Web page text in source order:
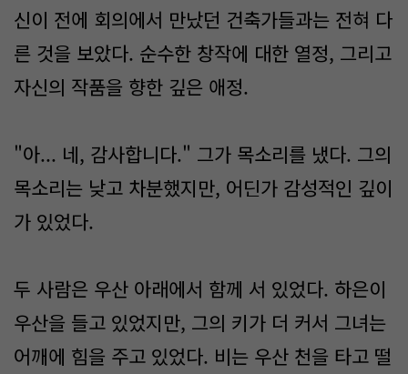
신이 전에 회의에서 만났던 건축가들과는 전혀 다
른 것을 보았다. 순수한 창작에 대한 열정, 그리고
자신의 작품을 향한 깊은 애정.
"아... 네, 감사합니다." 그가 목소리를 냈다. 그의
목소리는 낮고 차분했지만, 어딘가 감성적인 깊이
가 있었다.
두 사람은 우산 아래에서 함께 서 있었다. 하은이
우산을 들고 있었지만, 그의 키가 더 커서 그녀는
어깨에 힘을 주고 있었다. 비는 우산 천을 타고 떨